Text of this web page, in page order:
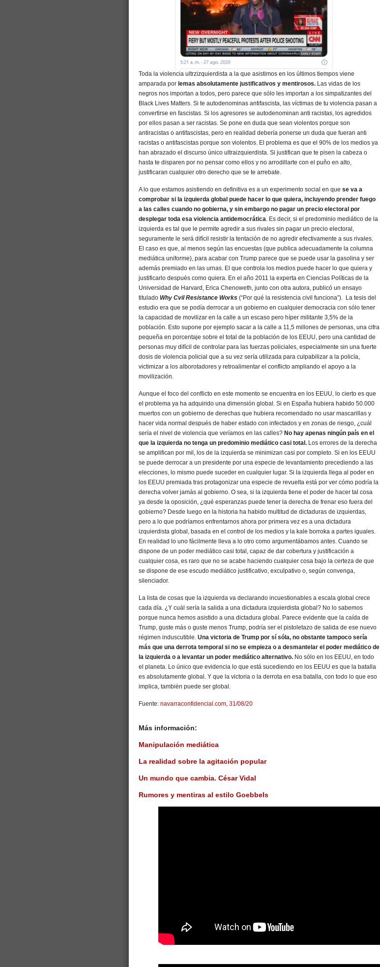
Toda la violencia ultrzizquierdista a la que asistimos en los últimos tiempos viene
amparada por lemas absolutamente justificativos y mentirosos. Las vidas de los
negros nos importan a todos, pero parece que sólo les importan a los simpatizantes del
Black Lives Matters. Si te autodenominas antifascista, las víctimas de tu violencia pasan a
convertirse en fascistas. Si los agresores se autodenominan anti racistas, los agredidos
por ellos pasan a ser racistas. Se pone en duda que sean violentos porque son
antiracistas o antifascistas, pero en realidad debería ponerse un duda que fueran anti
racistas o antifascistas porque son violentos. El problema es que el 90% de los medios ya
han abrazado el discurso único ultraizquierdista. Si justifican que te pisen la cabeza o
hasta te disparen por no pensar como ellos y no arrodillarte con el puño en alto,
justificaran cualquier otro derecho que se te arrebate.
A lo que estamos asistiendo en definitiva es a un experimento social en que se va a
comprobar si la izquierda global puede hacer lo que quiera, incluyendo prender fuego
a las calles cuando no gobierna, y sin embargo no pagar un precio electoral por
desplegar toda esa violencia antidemocrática. Es decir, si el predominio mediático de la
izquierda es tal que le permite agredir a sus rivales sin pagar un precio electoral,
seguramente le será difícil resistir la tentación de no agredir efectivamente a sus rivales.
El caso es que, al menos según las encuestas (que publica adecuadamente la columna
mediática uniforme), para acabar con Trump parece que se puede usar la gasolina y ser
además premiado en las urnas. El que controla los medios puede hacer lo que quiera y
justificarlo después como quiera. En el año 2011 la experta en Ciencias Políticas de la
Universidad de Harvard, Erica Chenoweth, junto con otra autora, publicó un ensayo
titulado Why Cvil Resistance Works (“Por qué la resistencia civil funciona”). La tesis del
estudio era que se podía derrocar a un gobierno en cualquier democracia con sólo tener
la capacidad de movilizar en la calle a un escaso pero híper militante 3,5% de la
población. Esto supone por ejemplo sacar a la calle a 11,5 millones de personas, una cifra
pequeña en porcentaje sobre el total de la población de los EEUU, pero una cantidad de
personas muy difícil de controlar para las fuerzas policiales, especialmente sin una fuerte
dosis de violencia policial que a su vez sería utilizada para culpabilizar a la policía,
victimizar a los alborotadores y retroalimentar el conflicto ampliando el apoyo a la
movilización.
Aunque el foco del conflicto en este momento se encuentra en los EEUU, lo cierto es que
el problema ya ha adquirido una dimensión global. Si en España hubiera habido 50.000
muertos con un gobierno de derechas que hubiera recomendado no usar mascarillas y
hacer vida normal después de haber estado con infectados y en zonas de riesgo, ¿cuál
sería el nivel de violencia que veríamos en las calles? No hay apenas ningún país en el
que la izquierda no tenga un predominio mediático casi total. Los errores de la derecha
se amplifican por mil, los de la izquierda se minimizan casi por completo. Si en los EEUU
se puede derrocar a un presidente por una especie de levantamiento precediendo a las
elecciones, lo mismo puede suceder en cualquier lugar. Si la izquierda llega al poder en
los EEUU premiada tras protagonizar una especie de revuelta está por ver cómo podría la
derecha volver jamás al gobierno. O sea, si la izquierda tiene el poder de hacer tal cosa
ya desde la oposición, ¿qué esperanzas puede tener la derecha de frenar eso fuera del
gobierno? Desde luego en la historia ha habido multitud de dictaduras de izquierdas,
pero a lo que podríamos enfrentarnos ahora por primera vez es a una dictadura
izquierdista global, basada en el control de los medios y la kale borroka a partes iguales.
En realidad lo uno fácilmente lleva a lo otro como argumentábamos antes. Cuando se
dispone de un poder mediático casi total, capaz de dar cobertura y justificación a
cualquier cosa, es raro que no se acabe haciendo cualquier cosa bajo la certeza de que
se dispone de ese escudo mediático justificativo, exculpativo o, según convenga,
silenciador.
La lista de cosas que la izquierda va declarando incuestionables a escala global crece
cada día. ¿Y cuál sería la salida a una dictadura izquierdista global? No lo sabemos
porque nunca hemos asistido a una dictadura global. Parece evidente que la caída de
Trump, guste más o guste menos Trump, podría ser el pistoletazo de salida de ese nuevo
régimen induscutible. Una victoria de Trump por sí sóla, no obstante tampoco sería
más que una derrota temporal si no se empieza o a desmantelar el poder mediático de
la izquierda o a levantar un poder mediático alternativo. No sólo en los EEUU, en todo
el planeta. Lo único que evidencia lo que está sucediendo en los EEUU es que la batalla
es absolutamente global. Y que la victoria o la derrota en esa batalla, con todo lo que eso
implica, también puede ser global.
Fuente: navarraconfidencial.com, 31/08/20
Más información:
Manipulación mediática
La realidad sobre la agitación popular
Un mundo que cambia. César Vidal
Rumores y mentiras al estilo Goebbels